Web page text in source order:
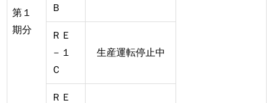
第１
期分
Ｂ
ＲＥ
－１
Ｃ
生産運転停止中
ＲＥ